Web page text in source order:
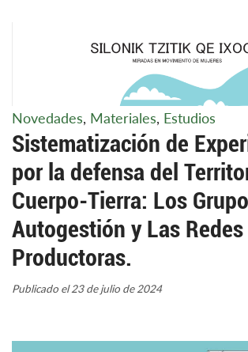
Novedades, Materiales, Estudios
Sistematización de
por la defensa del
Cuerpo-Tierra: Los
Autogestión y Las Redes
Productoras.
Publicado el 23 de julio de 2024